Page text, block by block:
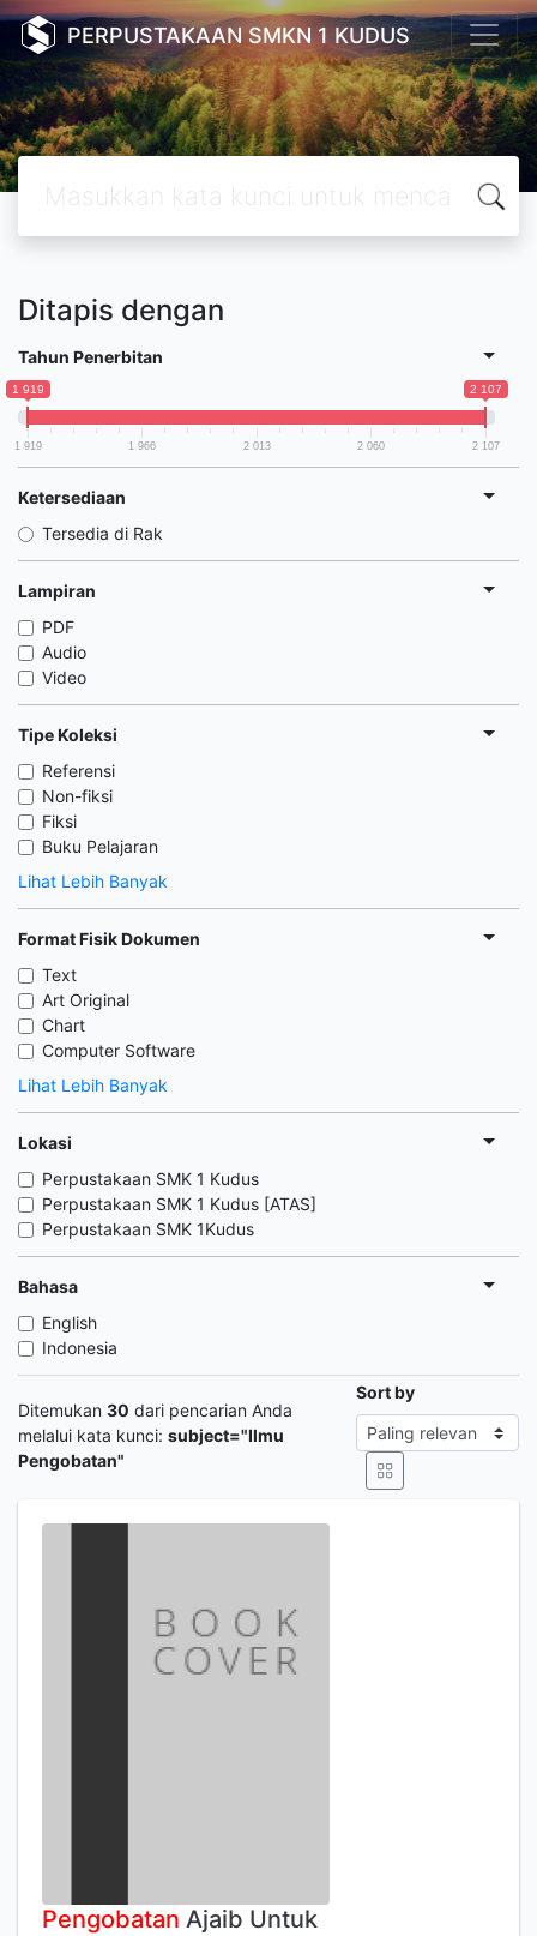
PERPUSTAKAAN SMKN 1 KUDUS
Ditapis dengan
Tahun Penerbitan
1 919 2 107
1 919 1 966 2 013 2 060 2 107
Ketersediaan
Tersedia di Rak
Lampiran
PDF
Audio
Video
Tipe Koleksi
Referensi
Non-fiksi
Fiksi
Buku Pelajaran
Lihat Lebih Banyak
Format Fisik Dokumen
Text
Art Original
Chart
Computer Software
Lihat Lebih Banyak
Lokasi
Perpustakaan SMK 1 Kudus
Perpustakaan SMK 1 Kudus [ATAS]
Perpustakaan SMK 1Kudus
Bahasa
English
Indonesia
Ditemukan 30 dari pencarian Anda
melalui kata kunci: subject="Ilmu
Pengobatan"
Sort by
Pengobatan Ajaib Untuk